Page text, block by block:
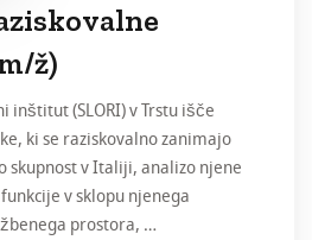
ž)
inštitut (SLORI) v Trstu išče
ki se raziskovalno zanimajo
skupnost v Italiji, analizo njene
v sklopu njenega
prostora, …